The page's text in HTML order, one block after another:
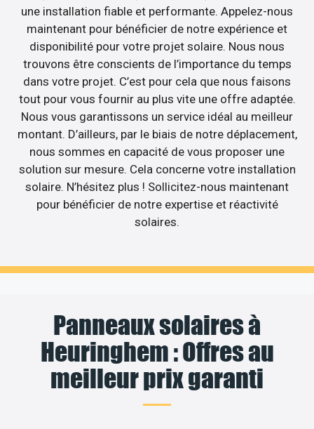
une installation fiable et performante. Appelez-nous
maintenant pour bénéficier de notre expérience et
disponibilité pour votre projet solaire. Nous nous
trouvons être conscients de l’importance du temps
dans votre projet. C’est pour cela que nous faisons
tout pour vous fournir au plus vite une offre adaptée.
Nous vous garantissons un service idéal au meilleur
montant. D’ailleurs, par le biais de notre déplacement,
nous sommes en capacité de vous proposer une
solution sur mesure. Cela concerne votre installation
solaire. N’hésitez plus ! Sollicitez-nous maintenant
pour bénéficier de notre expertise et réactivité
solaires.
Panneaux solaires à
Heuringhem : Offres au
meilleur prix garanti